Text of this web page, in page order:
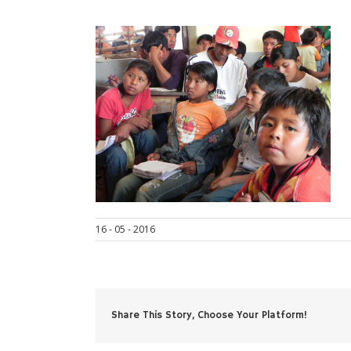
16 - 05 - 2016
Share This Story, Choose Your Platform!